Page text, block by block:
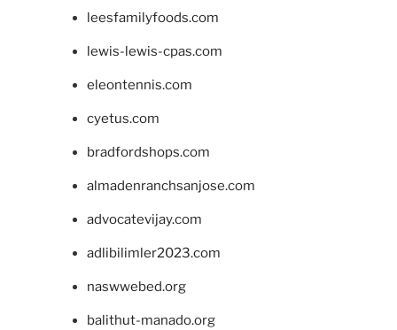
leesfamilyfoods.com
lewis-lewis-cpas.com
eleontennis.com
cyetus.com
bradfordshops.com
almadenranchsanjose.com
advocatevijay.com
adlibilimler2023.com
naswwebed.org
balithut-manado.org